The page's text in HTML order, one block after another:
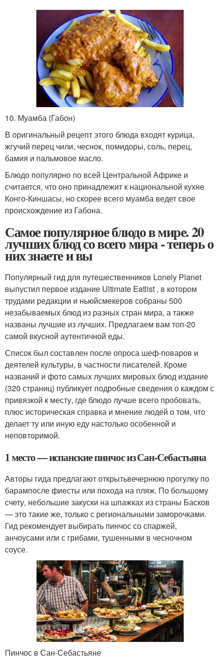
10. Муамба (Габон)
В оригинальный рецепт этого блюда входят курица,
жгучий перец чили, чеснок, помидоры, соль, перец,
бамия и пальмовое масло.
Блюдо популярно по всей Центральной Африке и
считается, что оно принадлежит к национальной кухне
Конго-Киншасы, но скорее всего муамба ведет свое
происхождение из Габона.
Самое популярное блюдо в мире. 20
лучших блюд со всего мира - теперь о
них знаете и вы
Популярный гид для путешественников Lonely Planet
выпустил первое издание Ultimate Eatlist , в котором
трудами редакции и ньюйсмекеров собраны 500
незабываемых блюд из разных стран мира, а также
названы лучшие из лучших. Предлагаем вам топ-20
самой вкусной аутентичной еды.
Список был составлен после опроса шеф-поваров и
деятелей культуры, в частности писателей. Кроме
названий и фото самых лучших мировых блюд издание
(320 страниц) публикует подробные сведения о каждом с
привязкой к месту, где блюдо лучше всего пробовать,
плюс историческая справка и мнение людей о том, что
делает ту или иную еду настолько особенной и
неповторимой.
1 место — испанские пинчос из Сан-Себастьяна
Авторы гида предлагают открытьвечернюю прогулку по
барампосле фиесты или похода на пляж. По большому
счету, небольшие закуски на шпажках из страны Басков
— это такие же, только с региональными заморочками.
Гид рекомендует выбирать пинчос со спаржей,
анчоусами или с грибами, тушенными в чесночном
соусе.
Пинчос в Сан-Себастьяне